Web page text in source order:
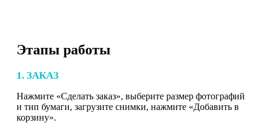
Этапы работы
1. ЗАКАЗ
Нажмите «Сделать заказ», выберите размер фотографий
и тип бумаги, загрузите снимки, нажмите «Добавить в
корзину».